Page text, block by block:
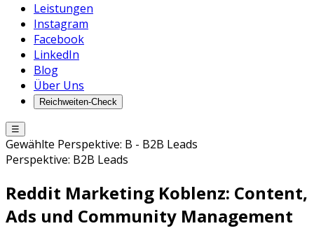
Leistungen
Instagram
Facebook
LinkedIn
Blog
Über Uns
Reichweiten-Check
☰
Gewählte Perspektive: B - B2B Leads
Perspektive: B2B Leads
Reddit Marketing Koblenz: Content,
Ads und Community Management